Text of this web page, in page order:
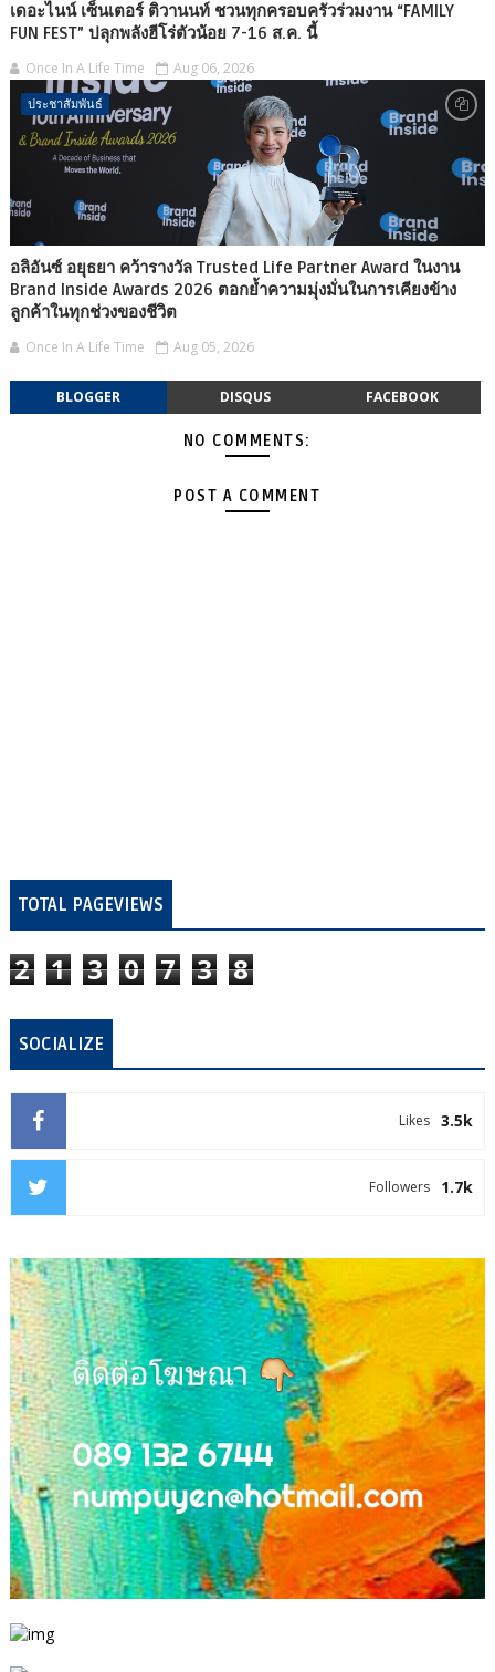
เดอะไนน์ เซ็นเตอร์ ติวานนท์ ชวนทุกครอบครัวร่วมงาน “FAMILY
FUN FEST” ปลุกพลังฮีโร่ตัวน้อย 7-16 ส.ค. นี้
Once In A Life Time Aug 06, 2026
ประชาสัมพันธ์
อลิอันซ์ อยุธยา คว้ารางวัล Trusted Life Partner Award ในงาน
Brand Inside Awards 2026 ตอกย้ำความมุ่งมั่นในการเคียงข้าง
ลูกค้าในทุกช่วงของชีวิต
Once In A Life Time Aug 05, 2026
BLOGGER DISQUS FACEBOOK
NO COMMENTS:
POST A COMMENT
TOTAL PAGEVIEWS
2 1 3 0 7 3 8
SOCIALIZE
3.5k
Likes
1.7k
Followers